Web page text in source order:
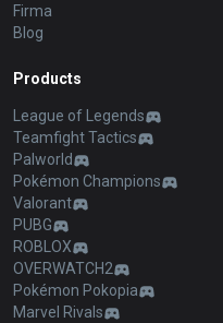
Firma
Blog
Products
League of Legends
Teamfight Tactics
Palworld
Pokémon Champions
Valorant
PUBG
ROBLOX
OVERWATCH2
Pokémon Pokopia
Marvel Rivals